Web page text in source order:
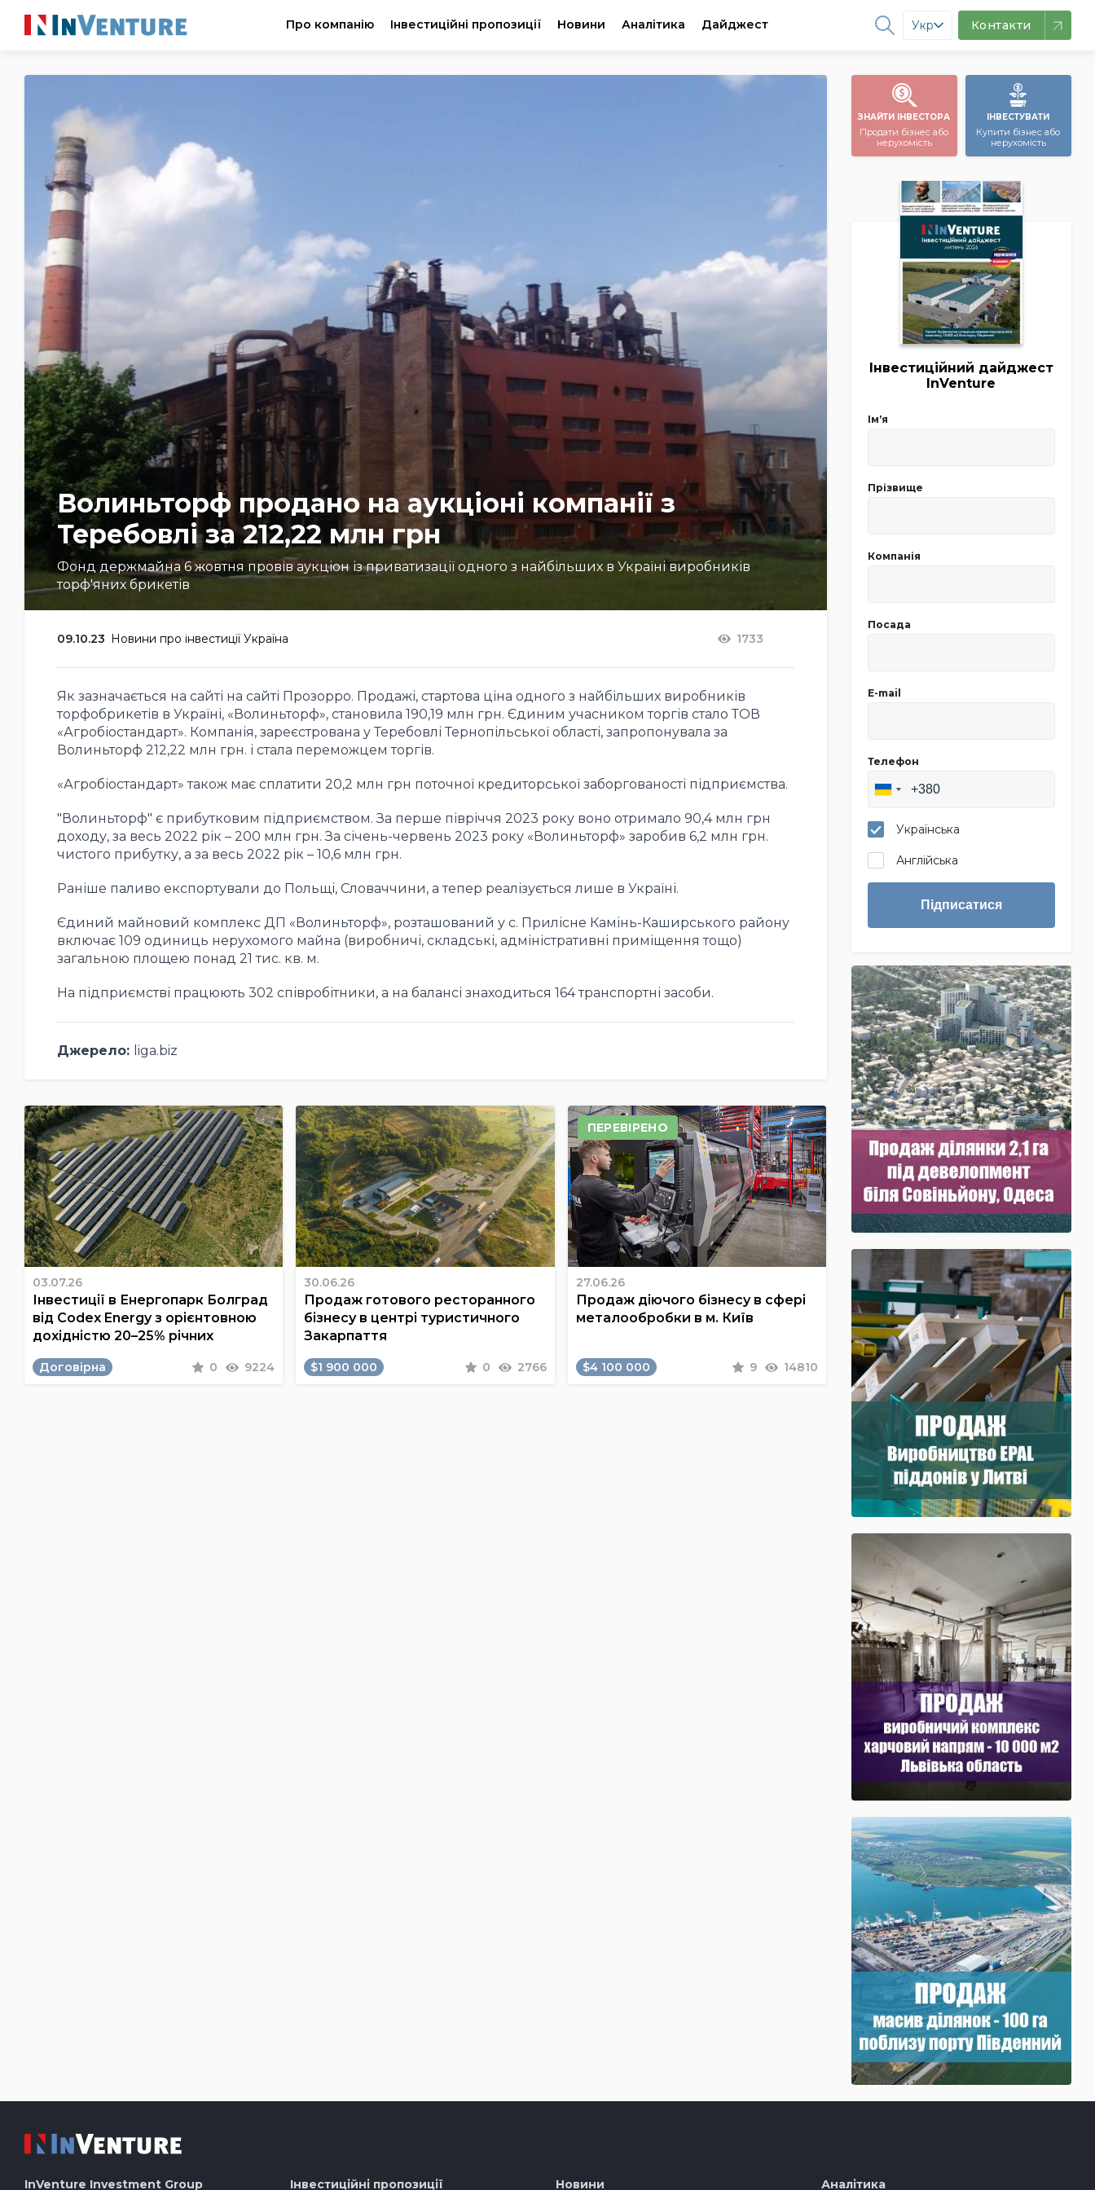
Про компанію Інвестиційні пропозиції Новини Аналітика Дайджест Укр Контакти
Волиньторф продано на аукціоні компанії з
Теребовлі за 212,22 млн грн
Фонд держмайна 6 жовтня провів аукціон із приватизації одного з найбільших в Україні виробників
торф'яних брикетів
09.10.23 Новини про інвестиції Україна 1733
Як зазначається на сайті на сайті Прозорро. Продажі, стартова ціна одного з найбільших виробників
торфобрикетів в Україні, «Волиньторф», становила 190,19 млн грн. Єдиним учасником торгів стало ТОВ
«Агробіостандарт». Компанія, зареєстрована у Теребовлі Тернопільської області, запропонувала за
Волиньторф 212,22 млн грн. і стала переможцем торгів.
«Агробіостандарт» також має сплатити 20,2 млн грн поточної кредиторської заборгованості підприємства.
"Волиньторф" є прибутковим підприємством. За перше півріччя 2023 року воно отримало 90,4 млн грн
доходу, за весь 2022 рік – 200 млн грн. За січень-червень 2023 року «Волиньторф» заробив 6,2 млн грн.
чистого прибутку, а за весь 2022 рік – 10,6 млн грн.
Раніше паливо експортували до Польщі, Словаччини, а тепер реалізується лише в Україні.
Єдиний майновий комплекс ДП «Волиньторф», розташований у с. Прилісне Камінь-Каширського району
включає 109 одиниць нерухомого майна (виробничі, складські, адміністративні приміщення тощо)
загальною площею понад 21 тис. кв. м.
На підприємстві працюють 302 співробітники, а на балансі знаходиться 164 транспортні засоби.
Джерело: liga.biz
03.07.26
Інвестиції в Енергопарк Болград
від Codex Energy з орієнтовною
дохідністю 20–25% річних
Договірна 0 9224
30.06.26
Продаж готового ресторанного
бізнесу в центрі туристичного
Закарпаття
$1 900 000 0 2766
ПЕРЕВІРЕНО
27.06.26
Продаж діючого бізнесу в сфері
металообробки в м. Київ
$4 100 000 9 14810
ЗНАЙТИ ІНВЕСТОРА
Продати бізнес або
нерухомість
ІНВЕСТУВАТИ
Купити бізнес або
нерухомість
Інвестиційний дайджест
InVenture
Імʼя
Прізвище
Компанія
Посада
E-mail
Телефон
Українська
Англійська
Підписатися
InVenture Investment Group Інвестиційні пропозиції Новини Аналітика